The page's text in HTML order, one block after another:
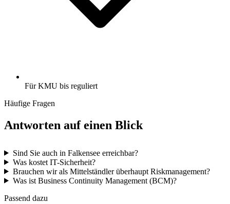
Für KMU bis reguliert
Häufige Fragen
Antworten auf einen Blick
Sind Sie auch in Falkensee erreichbar?
Was kostet IT-Sicherheit?
Brauchen wir als Mittelständler überhaupt Riskmanagement?
Was ist Business Continuity Management (BCM)?
Passend dazu